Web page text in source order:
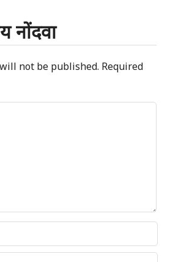
नोंदवा
not be published. Required